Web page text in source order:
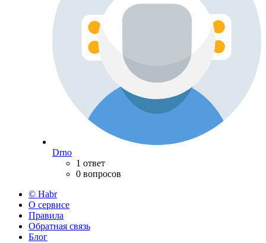
Drno
1 ответ
0 вопросов
© Habr
О сервисе
Правила
Обратная связь
Блог